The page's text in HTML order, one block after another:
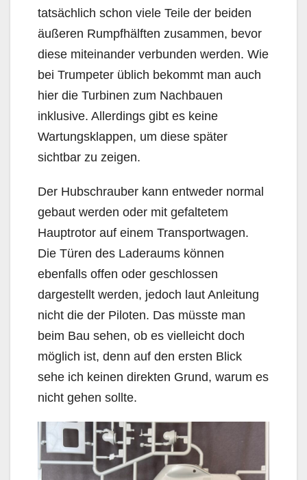
tatsächlich schon viele Teile der beiden
äußeren Rumpfhälften zusammen, bevor
diese miteinander verbunden werden. Wie
bei Trumpeter üblich bekommt man auch
hier die Turbinen zum Nachbauen
inklusive. Allerdings gibt es keine
Wartungsklappen, um diese später
sichtbar zu zeigen.
Der Hubschrauber kann entweder normal
gebaut werden oder mit gefaltetem
Hauptrotor auf einem Transportwagen.
Die Türen des Laderaums können
ebenfalls offen oder geschlossen
dargestellt werden, jedoch laut Anleitung
nicht die der Piloten. Das müsste man
beim Bau sehen, ob es vielleicht doch
möglich ist, denn auf den ersten Blick
sehe ich keinen direkten Grund, warum es
nicht gehen sollte.